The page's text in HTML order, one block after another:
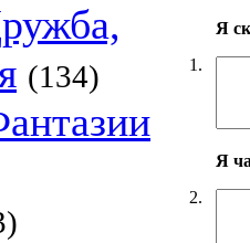
(134) 1.
Я
2.
Я